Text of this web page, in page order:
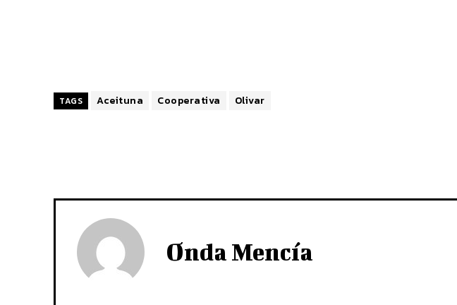
TAGS Aceituna Cooperativa Olivar
Onda Mencía